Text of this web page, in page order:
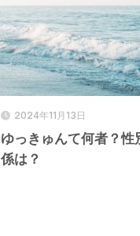
2024年11月13日
ゆっきゅんて何者？性
係は？